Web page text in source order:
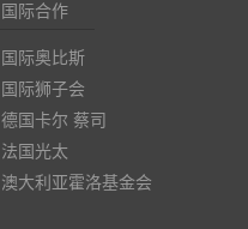
国际合作
国际奥比斯
国际狮子会
德国卡尔 蔡司
法国光太
澳大利亚霍洛基金会